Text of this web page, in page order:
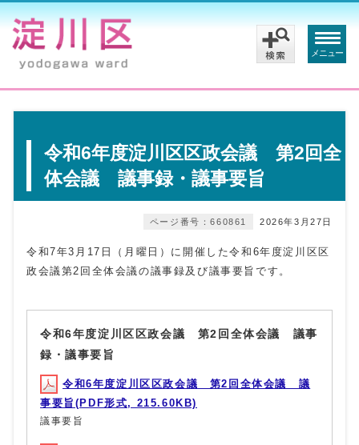
メニュー
令和6年度淀川区区政会議 第2回全
体会議 議事録・議事要旨
2026年3月27日
ページ番号：660861
令和7年3月17日（月曜日）に開催した令和6年度淀川区区
政会議第2回全体会議の議事録及び議事要旨です。
令和6年度淀川区区政会議 第2回全体会議 議事
録・議事要旨
令和6年度淀川区区政会議 第2回全体会議 議
事要旨(PDF形式, 215.60KB)
議事要旨